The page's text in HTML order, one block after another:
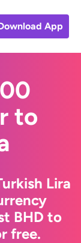
App
to
Lira
BHD to
free.